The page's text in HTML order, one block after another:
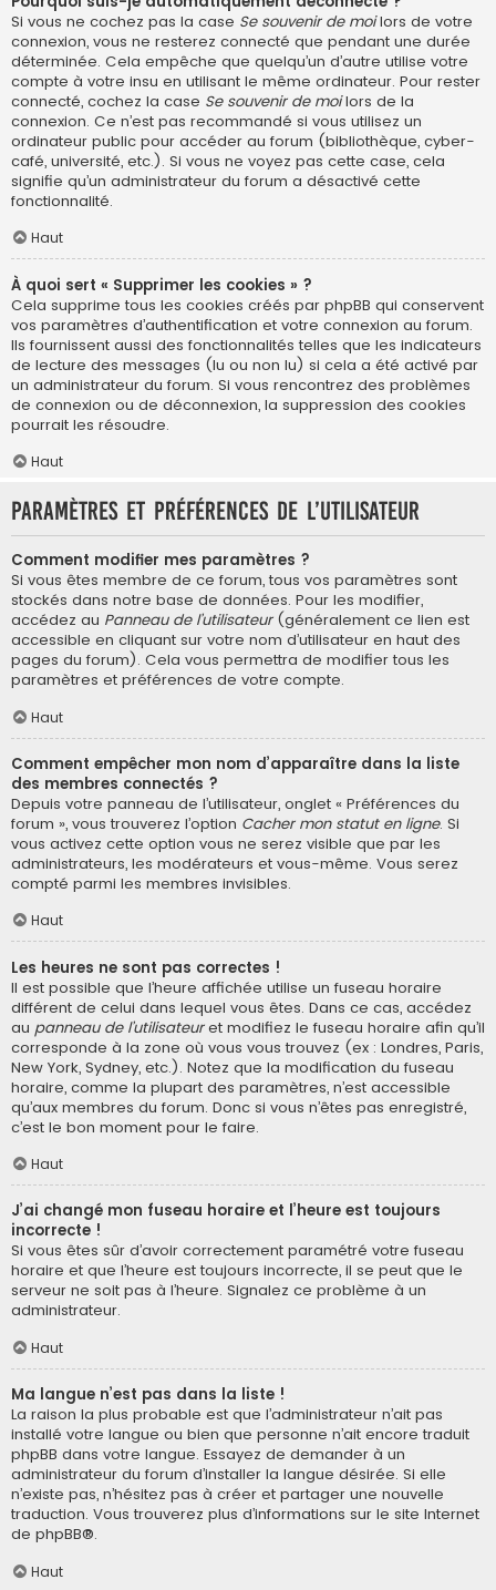
Si vous ne cochez pas la case Se souvenir de moilors de votre
connexion, vous ne resterez connecté que pendant une durée
déterminée. Cela empêche que quelqu’un d’autre utilise votre
compte à votre insu en utilisant le même ordinateur. Pour rester
connecté, cochez la case Se souvenir de moilors de la
connexion. Ce n’est pas recommandé si vous utilisez un
ordinateur public pour accéder au forum (bibliothèque, cyber-
café, université, etc.). Si vous ne voyez pas cette case, cela
signifie qu’un administrateur du forum a désactivé cette
fonctionnalité.
Haut
À quoi sert « Supprimer les cookies » ?
Cela supprime tous les cookies créés par phpBB qui conservent
vos paramètres d’authentification et votre connexion au forum.
Ils fournissent aussi des fonctionnalités telles que les indicateurs
de lecture des messages (lu ou non lu) si cela a été activé par
un administrateur du forum. Si vous rencontrez des problèmes
de connexion ou de déconnexion, la suppression des cookies
pourrait les résoudre.
Haut
Paramètres et préférences de l’utilisateur
Comment modifier mes paramètres ?
Si vous êtes membre de ce forum, tous vos paramètres sont
stockés dans notre base de données. Pour les modifier,
accédez au Panneau de l’utilisateur(généralement ce lien est
accessible en cliquant sur votre nom d’utilisateur en haut des
pages du forum). Cela vous permettra de modifier tous les
paramètres et préférences de votre compte.
Haut
Comment empêcher mon nom d’apparaître dans la liste
des membres connectés ?
Depuis votre panneau de l’utilisateur, onglet « Préférences du
forum », vous trouverez l’option Cacher mon statut en ligne. Si
vous activez cette option vous ne serez visible que par les
administrateurs, les modérateurs et vous-même. Vous serez
compté parmi les membres invisibles.
Haut
Les heures ne sont pas correctes !
Il est possible que l’heure affichée utilise un fuseau horaire
différent de celui dans lequel vous êtes. Dans ce cas, accédez
au panneau de l’utilisateuret modifiez le fuseau horaire afin qu’il
corresponde à la zone où vous vous trouvez (ex : Londres, Paris,
New York, Sydney, etc.). Notez que la modification du fuseau
horaire, comme la plupart des paramètres, n’est accessible
qu’aux membres du forum. Donc si vous n’êtes pas enregistré,
c’est le bon moment pour le faire.
Haut
J’ai changé mon fuseau horaire et l’heure est toujours
incorrecte !
Si vous êtes sûr d’avoir correctement paramétré votre fuseau
horaire et que l’heure est toujours incorrecte, il se peut que le
serveur ne soit pas à l’heure. Signalez ce problème à un
administrateur.
Haut
Ma langue n’est pas dans la liste !
La raison la plus probable est que l’administrateur n’ait pas
installé votre langue ou bien que personne n’ait encore traduit
phpBB dans votre langue. Essayez de demander à un
administrateur du forum d’installer la langue désirée. Si elle
n’existe pas, n’hésitez pas à créer et partager une nouvelle
traduction. Vous trouverez plus d’informations sur le site Internet
de phpBB®.
Haut